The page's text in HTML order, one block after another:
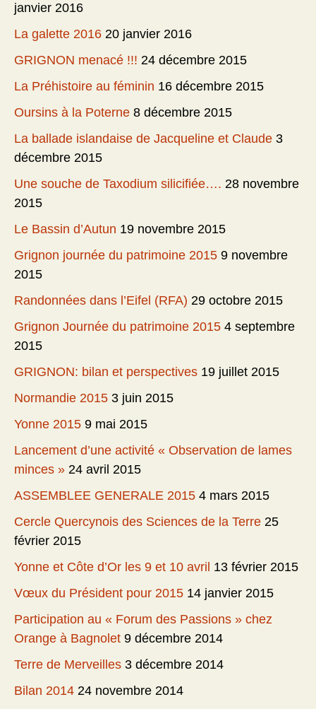
janvier 2016
La galette 2016 20 janvier 2016
GRIGNON menacé !!! 24 décembre 2015
La Préhistoire au féminin 16 décembre 2015
Oursins à la Poterne 8 décembre 2015
La ballade islandaise de Jacqueline et Claude 3
décembre 2015
Une souche de Taxodium silicifiée…. 28 novembre
2015
Le Bassin d’Autun 19 novembre 2015
Grignon journée du patrimoine 2015 9 novembre
2015
Randonnées dans l’Eifel (RFA) 29 octobre 2015
Grignon Journée du patrimoine 2015 4 septembre
2015
GRIGNON: bilan et perspectives 19 juillet 2015
Normandie 2015 3 juin 2015
Yonne 2015 9 mai 2015
Lancement d’une activité « Observation de lames
minces » 24 avril 2015
ASSEMBLEE GENERALE 2015 4 mars 2015
Cercle Quercynois des Sciences de la Terre 25
février 2015
Yonne et Côte d’Or les 9 et 10 avril 13 février 2015
Vœux du Président pour 2015 14 janvier 2015
Participation au « Forum des Passions » chez
Orange à Bagnolet 9 décembre 2014
Terre de Merveilles 3 décembre 2014
Bilan 2014 24 novembre 2014